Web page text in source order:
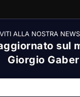
ALLA NOSTRA
sul
Giorgio Gaber